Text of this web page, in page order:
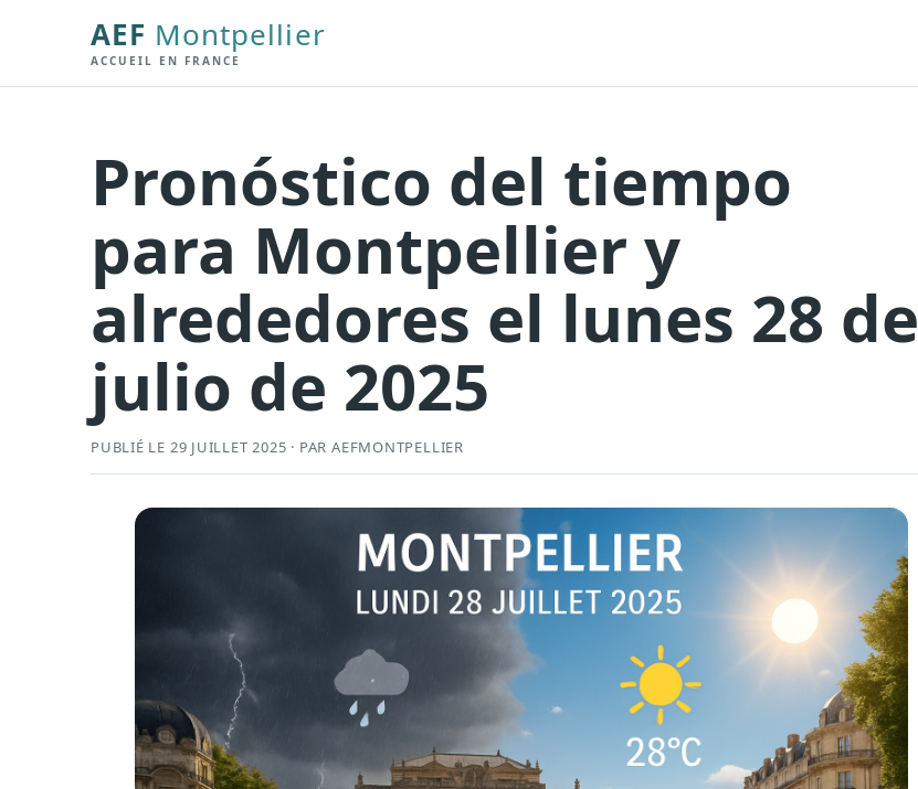
AEF Montpellier
ACCUEIL EN FRANCE
Pronóstico del tiempo
para Montpellier y
alrededores el lunes 28 de
julio de 2025
PUBLIÉ LE 29 JUILLET 2025 · PAR AEFMONTPELLIER